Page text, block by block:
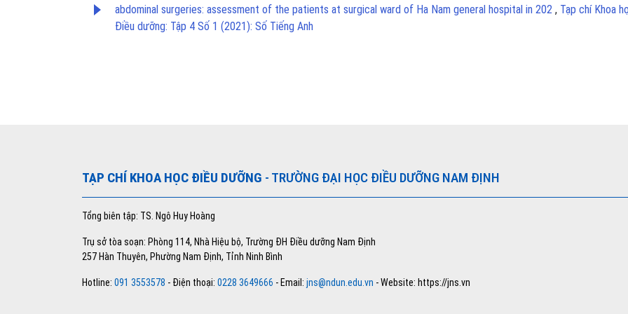
abdominal surgeries: assessment of the patients at surgical ward of Ha Nam general hospital in 202 , Tạp chí Khoa
Điều dưỡng: Tập 4 Số 1 (2021): Số Tiếng Anh
TẠP CHÍ KHOA HỌC ĐIỀU DƯỠNG - TRƯỜNG ĐẠI HỌC ĐIỀU DƯỠNG NAM ĐỊNH
Tổng biên tập: TS. Ngô Huy Hoàng
Trụ sở tòa soạn: Phòng 114, Nhà Hiệu bộ, Trường ĐH Điều dưỡng Nam Định
257 Hàn Thuyên, Phường Nam Định, Tỉnh Ninh Bình
Hotline: 091 3553578 - Điện thoại: 0228 3649666 - Email: jns@ndun.edu.vn - Website: https://jns.vn